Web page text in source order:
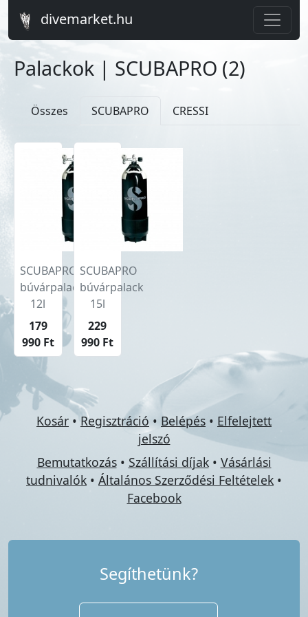
divemarket.hu
Palackok | SCUBAPRO (2)
Összes SCUBAPRO CRESSI
SCUBAPRO
búvárpalack
12l
179
990 Ft
SCUBAPRO
búvárpalack
15l
229
990 Ft
Kosár •Regisztráció • Belépés • Elfelejtett
jelszó
Bemutatkozás• Szállítási díjak• Vásárlási
tudnivalók • Általános Szerződési Feltételek •
Facebook
Segíthetünk?